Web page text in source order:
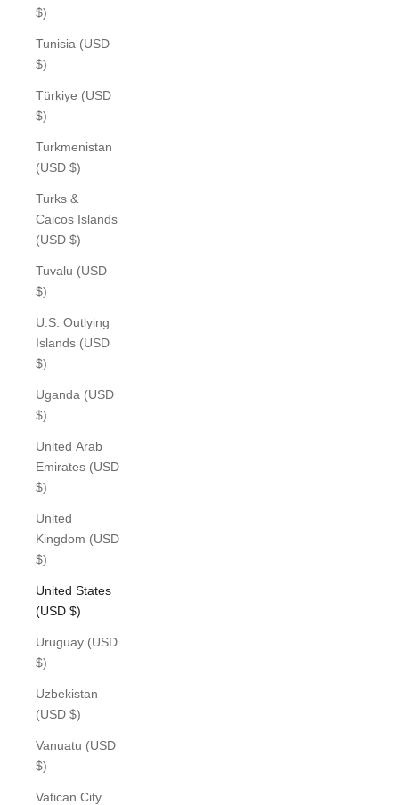
$)
Tunisia (USD
$)
Türkiye (USD
$)
Turkmenistan
(USD $)
Turks &
Caicos Islands
(USD $)
Tuvalu (USD
$)
U.S. Outlying
Islands (USD
$)
Uganda (USD
$)
United Arab
Emirates (USD
$)
United
Kingdom (USD
$)
United States
(USD $)
Uruguay (USD
$)
Uzbekistan
(USD $)
Vanuatu (USD
$)
Vatican City